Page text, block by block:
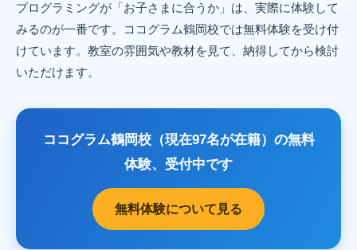
プログラミングが「お子さまに合うか」は、実際に体験して
みるのが一番です。ココグラム鶴岡校では無料体験を受け付
けています。教室の雰囲気や教材を見て、納得してから検討
いただけます。
ココグラム鶴岡校（現在97名が在籍）の無料
体験、受付中です
無料体験について見る